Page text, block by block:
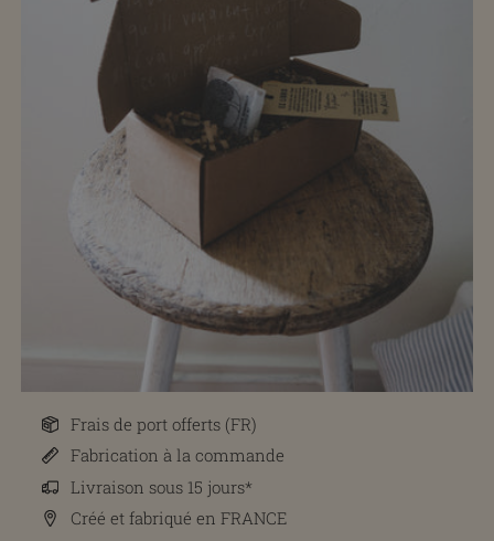
Frais de port offerts (FR)
Fabrication à la commande
Livraison sous 15 jours*
Créé et fabriqué en FRANCE